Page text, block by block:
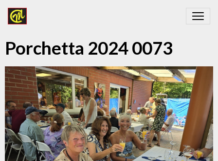
Porchetta 2024 0073